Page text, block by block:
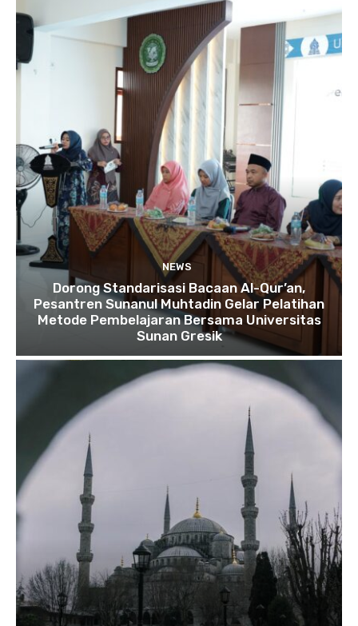
NEWS
Dorong Standarisasi Bacaan Al-Qur’an,
Pesantren Sunanul Muhtadin Gelar Pelatihan
Metode Pembelajaran Bersama Universitas
Sunan Gresik